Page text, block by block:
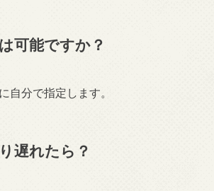
可能ですか？
自分で指定します。
遅れたら？